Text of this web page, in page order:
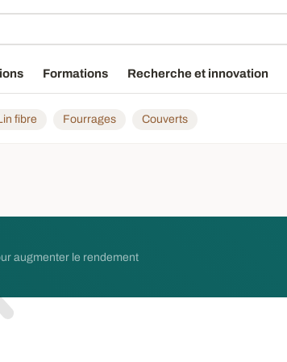
Formations Recherche et innovation
fibre Fourrages Couverts
augmenter le rendement